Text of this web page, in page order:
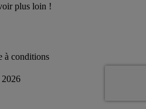
plus loin !
à conditions